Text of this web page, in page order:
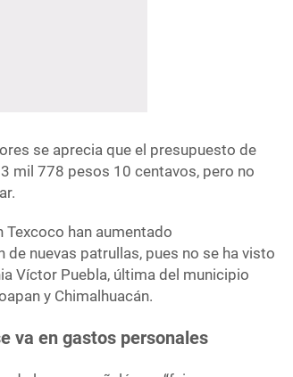
se aprecia que el presupuesto de
mil 778 pesos 10 centavos, pero no
han aumentado
nuevas patrullas, pues no se ha visto
Víctor Puebla, última del municipio
y Chimalhuacán.
va en gastos personales